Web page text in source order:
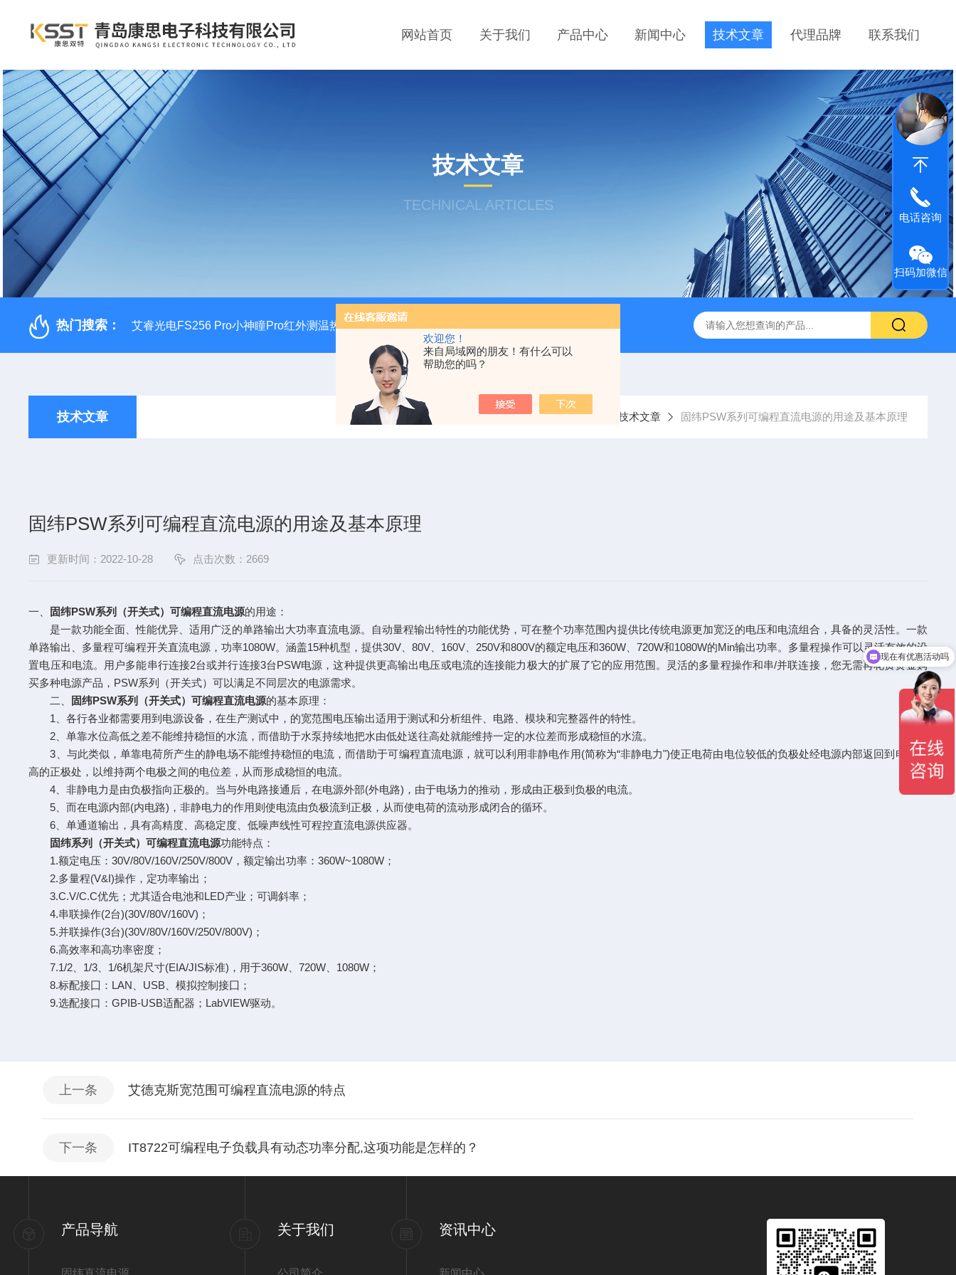
欢迎您！
来自局域网的朋友！有什么可以
帮助您的吗？
网站首页 关于我们 产品中心 新闻中心 技术文章 代理品牌 联系我们
技术文章
TECHNICAL ARTICLES
热门搜索： 艾睿光电FS256 Pro小神瞳Pro红外测温热像仪 固纬 AFG-2225 双通道任意波信号发生器 APS-7050E 交流电源 固纬 GSP-730 频谱分析仪 艾睿光电
技术文章 当前位置：首页 技术文章 固纬PSW系列可编程直流电源的用途及基本原理
固纬PSW系列可编程直流电源的用途及基本原理
更新时间：2022-10-28 点击次数：2669
一、 固纬PSW系列 （开关式）可编程直流电源的用途：
是一款功能全面、性能优异、适用广泛的单路输出大功率直流电源。自动量程输出特性的功能优势，可在整个功率范围内提供比传统电源更加宽泛的电压和电流组合，具备的灵活性。 一款
单路输出、多量程可编程开关直流电源，功率1080W。涵盖15种机型，提供30V、80V、160V、250V和800V的额定电压和360W、720W和1080W的Min输出功率。多量程操作可以灵活有效的设
置电压和电流。用户多能串行连接2台或并行连接3台PSW电源，这种提供更高输出电压或电流的连接能力极大的扩展了它的应用范围。灵活的多量程操作和串/并联连接，您无需再花费资金购
买多种电源产品，PSW系列（开关式）可以满足不同层次的电源需求。
二、
固纬PSW系列（开关式）可编程直流电源的基本原理：
1、各行各业都需要用到电源设备，在生产测试中，的宽范围电压输出适用于测试和分析组件、电路、模块和完整器件的特性。
2、单靠水位高低之差不能维持稳恒的水流，而借助于水泵持续地把水由低处送往高处就能维持一定的水位差而形成稳恒的水流。
3、与此类似，单靠电荷所产生的静电场不能维持稳恒的电流，而借助于可编程直流电源，就可以利用非静电作用(简称为“非静电力")使正电荷由电位较低的负极处经电源内部返回到电位较
高的正极处，以维持两个电极之间的电位差，从而形成稳恒的电流。
4、非静电力是由负极指向正极的。当与外电路接通后，在电源外部(外电路)，由于电场力的推动，形成由正极到负极的电流。
5、而在电源内部(内电路)，非静电力的作用则使电流由负极流到正极，从而使电荷的流动形成闭合的循环。
6、单通道输出，具有高精度、高稳定度、低噪声线性可程控直流电源供应器。
固纬系列（开关式）可编程直流电源功能特点：
1.额定电压：30V/80V/160V/250V/800V，额定输出功率：360W~1080W；
2.多量程(V&I)操作，定功率输出；
3.C.V/C.C优先；尤其适合电池和LED产业；可调斜率；
4.串联操作(2台)(30V/80V/160V)；
5.并联操作(3台)(30V/80V/160V/250V/800V)；
6.高效率和高功率密度；
7.1/2、1/3、1/6机架尺寸(EIA/JIS标准)，用于360W、720W、1080W；
8.标配接囗：LAN、USB、模拟控制接囗；
9.选配接口：GPIB-USB适配器；LabVIEW驱动。
上一条 艾德克斯宽范围可编程直流电源的特点
下一条 IT8722可编程电子负载具有动态功率分配,这项功能是怎样的？
产品导航 关于我们 资讯中心
电话咨询
扫码加微信
现在有优惠活动吗